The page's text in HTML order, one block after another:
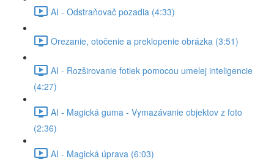
AI - Odstraňovač pozadia (4:33)
Orezanie, otočenie a preklopenie obrázka (3:51)
AI - Rozširovanie fotiek pomocou umelej inteligencie
(4:27)
AI - Magická guma - Vymazávanie objektov z foto
(2:36)
AI - Magická úprava (6:03)